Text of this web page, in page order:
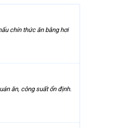
chín thức ăn bằng hơi
ăn, công suất ổn định.